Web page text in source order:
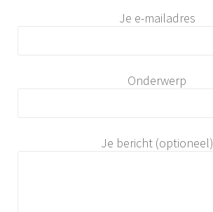
Je e-mailadres
Onderwerp
Je bericht (optioneel)